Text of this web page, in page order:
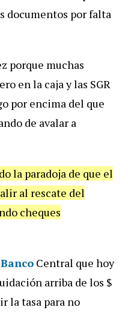
documentos por falta
porque muchas
en la caja y las SGR
por encima del que
de avalar a
la paradoja de que el
al rescate del
cheques
Banco Central que hoy
arriba de los $
la tasa para no